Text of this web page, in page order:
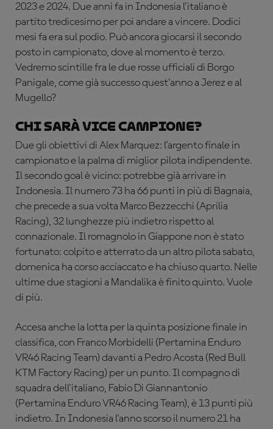
2023 e 2024. Due anni fa in Indonesia l'italiano è
partito tredicesimo per poi andare a vincere. Dodici
mesi fa era sul podio. Può ancora giocarsi il secondo
posto in campionato, dove al momento è terzo.
Vedremo scintille fra le due rosse ufficiali di Borgo
Panigale, come già successo quest'anno a Jerez e al
Mugello?
Chi sarà vice campione?
Due gli obiettivi di Alex Marquez: l'argento finale in
campionato e la palma di miglior pilota indipendente.
Il secondo goal è vicino: potrebbe già arrivare in
Indonesia. Il numero 73 ha 66 punti in più di Bagnaia,
che precede a sua volta Marco Bezzecchi (Aprilia
Racing), 32 lunghezze più indietro rispetto al
connazionale. Il romagnolo in Giappone non è stato
fortunato: colpito e atterrato da un altro pilota sabato,
domenica ha corso acciaccato e ha chiuso quarto. Nelle
ultime due stagioni a Mandalika è finito quinto. Vuole
di più.
Accesa anche la lotta per la quinta posizione finale in
classifica, con Franco Morbidelli (Pertamina Enduro
VR46 Racing Team) davanti a Pedro Acosta (Red Bull
KTM Factory Racing) per un punto. Il compagno di
squadra dell'italiano, Fabio Di Giannantonio
(Pertamina Enduro VR46 Racing Team), è 13 punti più
indietro. In Indonesia l'anno scorso il numero 21 ha